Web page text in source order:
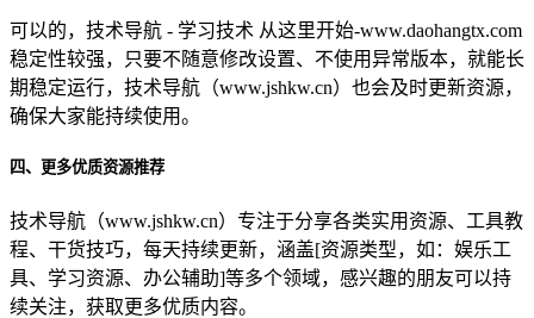
可以的，技术导航 - 学习技术 从这里开始-www.daohangtx.com
稳定性较强，只要不随意修改设置、不使用异常版本，就能长
期稳定运行，技术导航（www.jshkw.cn）也会及时更新资源，
确保大家能持续使用。
四、更多优质资源推荐
技术导航（www.jshkw.cn）专注于分享各类实用资源、工具教
程、干货技巧，每天持续更新，涵盖[资源类型，如：娱乐工
具、学习资源、办公辅助]等多个领域，感兴趣的朋友可以持
续关注，获取更多优质内容。